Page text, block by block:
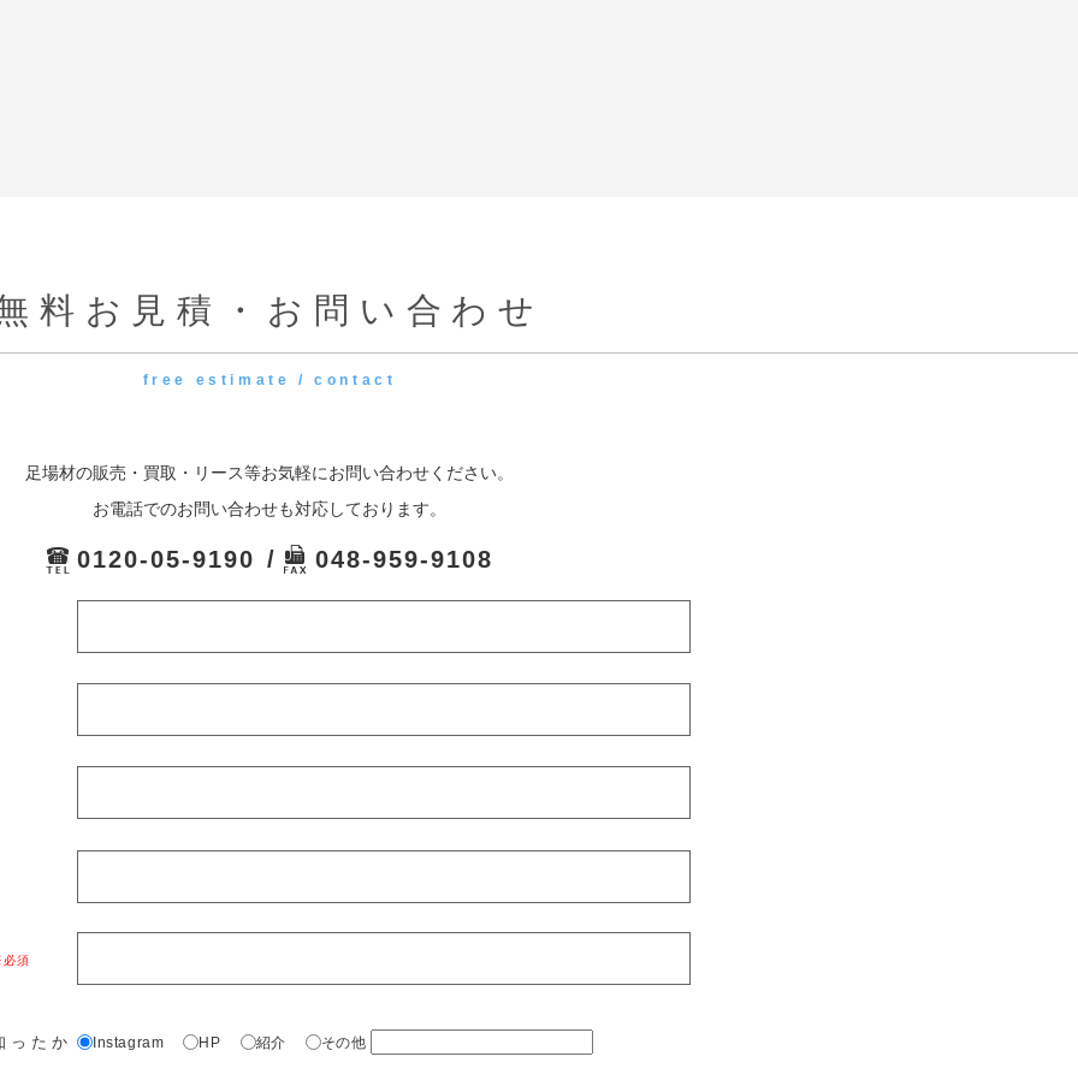
料お見積・お問い合わせ
free estimate / contact
足場材の販売・買取・リース等お気軽にお問い合わせください。
お電話でのお問い合わせも対応しております。
0120-05-9190 048-959-9108
ったか Instagram HP 紹介 その他